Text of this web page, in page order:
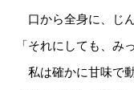
口から全身に、じ
「それにしても、み
私は確かに甘味で